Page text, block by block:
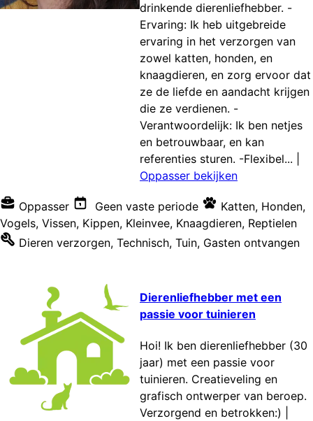
drinkende dierenliefhebber. -
Ervaring: Ik heb uitgebreide
ervaring in het verzorgen van
zowel katten, honden, en
knaagdieren, en zorg ervoor dat
ze de liefde en aandacht krijgen
die ze verdienen. -
Verantwoordelijk: Ik ben netjes
en betrouwbaar, en kan
referenties sturen. -Flexibel...
Oppasser bekijken
Oppasser Geen vaste periode Katten, Honden,
Vogels, Vissen, Kippen, Kleinvee, Knaagdieren, Reptielen
Dieren verzorgen, Technisch, Tuin, Gasten ontvangen
Dierenliefhebber met een
passie voor tuinieren
Hoi! Ik ben dierenliefhebber (30
jaar) met een passie voor
tuinieren. Creatieveling en
grafisch ontwerper van beroep.
Verzorgend en betrokken:)